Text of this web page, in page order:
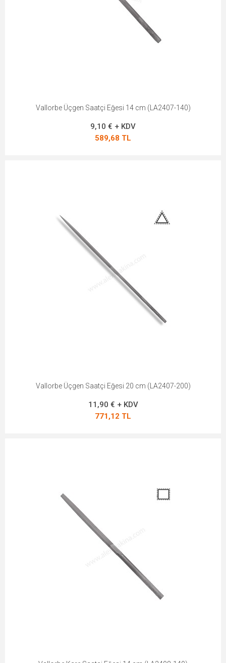
Vallorbe Üçgen Saatçi Eğesi 14 cm (LA2407-140)
9,10 € + KDV
589,68 TL
Vallorbe Üçgen Saatçi Eğesi 20 cm (LA2407-200)
11,90 € + KDV
771,12 TL